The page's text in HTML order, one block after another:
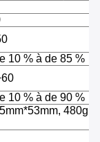
10 % à de 85 %
10 % à de 90 %
480g